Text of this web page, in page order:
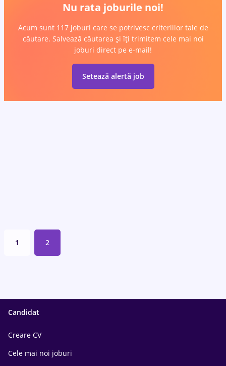
Nu rata joburile noi!
Acum sunt 117 joburi care se potrivesc criteriilor tale de
căutare. Salvează căutarea și îți trimitem cele mai noi
joburi direct pe e-mail!
Setează alertă job
1 2
Candidat
Creare CV
Cele mai noi joburi